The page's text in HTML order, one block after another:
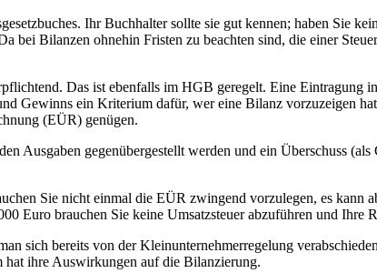
Ihr Buchhalter sollte sie gut kennen; haben Sie
bei Bilanzen ohnehin Fristen zu beachten sind, die einer
Das ist ebenfalls im HGB geregelt. Eine Eintragung
Gewinns ein Kriterium dafür, wer eine Bilanz vorzuzeigen
(EÜR) genügen.
Ausgaben gegenübergestellt werden und ein Überschuss
Sie nicht einmal die EÜR zwingend vorzulegen, es kann
Euro brauchen Sie keine Umsatzsteuer abzuführen und Ihre
sich bereits von der Kleinunternehmerregelung
hat ihre Auswirkungen auf die Bilanzierung.